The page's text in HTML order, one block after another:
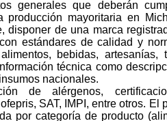
generales que deberán
mayoritaria en
disponer de una marca
estándares de calidad y
bebidas, artesanías,
técnica como
nacionales.
de alérgenos,
SAT, IMPI, entre otros. El
por categoría de producto